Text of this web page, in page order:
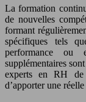
La formation
de nouvelles
formant
spécifiques tels
performance ou
supplémentaires
experts en RH
d’apporter une